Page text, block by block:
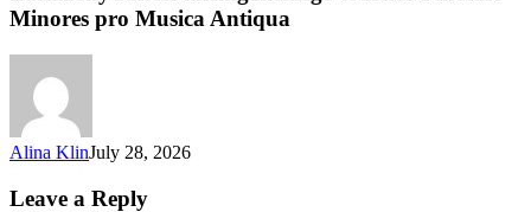
Minores pro Musica Antiqua
Alina KlinJuly 28, 2026
Leave a Reply